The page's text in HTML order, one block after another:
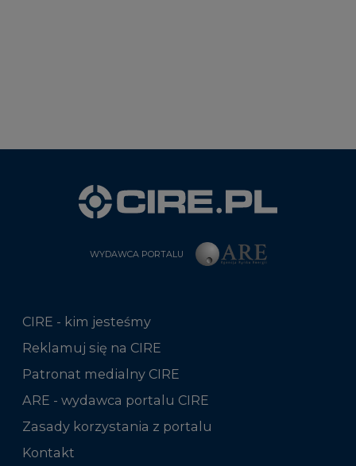
WYDAWCA PORTALU
CIRE - kim jesteśmy
Reklamuj się na CIRE
Patronat medialny CIRE
ARE - wydawca portalu CIRE
Zasady korzystania z portalu
Kontakt